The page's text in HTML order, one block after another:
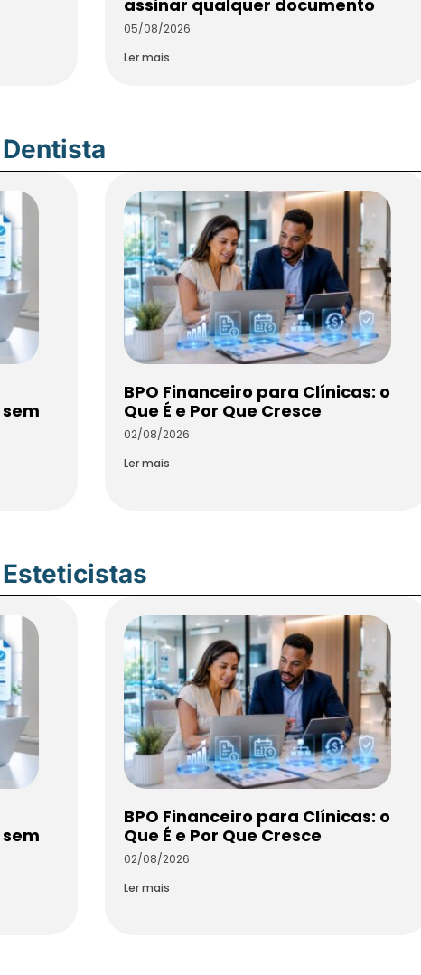
assinar qualquer documento
05/08/2026
Ler mais
BPO Financeiro para Clínicas: o
Que É e Por Que Cresce
02/08/2026
Ler mais
BPO Financeiro para Clínicas: o
Que É e Por Que Cresce
02/08/2026
Ler mais